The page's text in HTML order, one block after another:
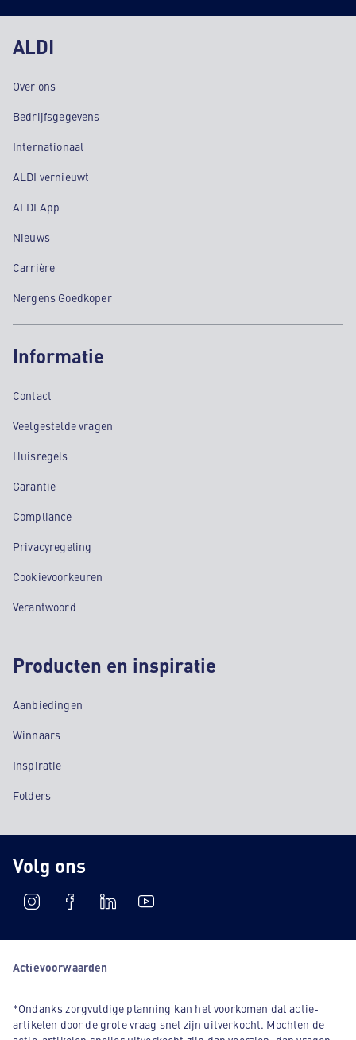
ALDI
Over ons
Bedrijfsgegevens
Internationaal
ALDI vernieuwt
ALDI App
Nieuws
Carrière
Nergens Goedkoper
Informatie
Contact
Veelgestelde vragen
Huisregels
Garantie
Compliance
Privacyregeling
Cookievoorkeuren
Verantwoord
Producten en inspiratie
Aanbiedingen
Winnaars
Inspiratie
Folders
Volg ons
Actievoorwaarden
*Ondanks zorgvuldige planning kan het voorkomen dat actie-
artikelen door de grote vraag snel zijn uitverkocht. Mochten de